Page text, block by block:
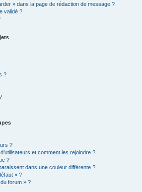
» dans la page de rédaction de message ?
validé ?
?
?
et comment les rejoindre ?
?
dans une couleur différente ?
» ?
du forum » ?